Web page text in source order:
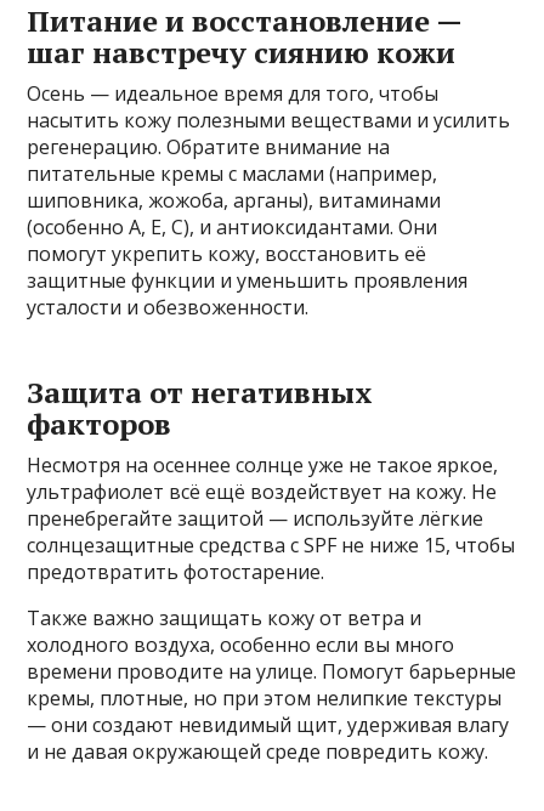
Питание и восстановление —
шаг навстречу сиянию кожи
Осень — идеальное время для того, чтобы
насытить кожу полезными веществами и усилить
регенерацию. Обратите внимание на
питательные кремы с маслами (например,
шиповника, жожоба, арганы), витаминами
(особенно A, E, C), и антиоксидантами. Они
помогут укрепить кожу, восстановить её
защитные функции и уменьшить проявления
усталости и обезвоженности.
Защита от негативных
факторов
Несмотря на осеннее солнце уже не такое яркое,
ультрафиолет всё ещё воздействует на кожу. Не
пренебрегайте защитой — используйте лёгкие
солнцезащитные средства с SPF не ниже 15, чтобы
предотвратить фотостарение.
Также важно защищать кожу от ветра и
холодного воздуха, особенно если вы много
времени проводите на улице. Помогут барьерные
кремы, плотные, но при этом нелипкие текстуры
— они создают невидимый щит, удерживая влагу
и не давая окружающей среде повредить кожу.